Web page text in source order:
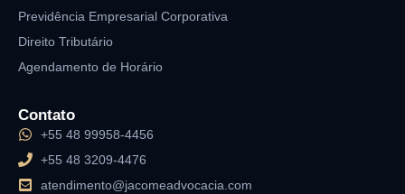
Previdência Empresarial Corporativa
Direito Tributário
Agendamento de Horário
Contato
+55 48 99958-4456
+55 48 3209-4476
atendimento@jacomeadvocacia.com